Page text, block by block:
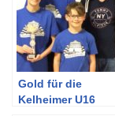
Gold für die
Kelheimer U16